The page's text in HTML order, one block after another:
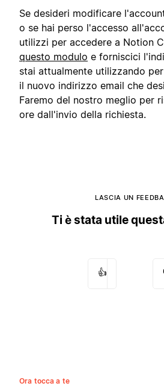
Se desideri modificare
o se hai perso l'accesso
utilizzi per accedere a Notion
questo modulo e forniscici
stai attualmente utilizzando
il nuovo indirizzo email che
Faremo del nostro meglio per
ore dall'invio della richiesta.
LASCIA UN
Ti è stata utile
👍
Ora tocca a te